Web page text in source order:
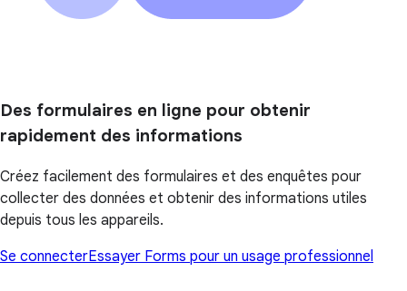
Des formulaires en ligne pour obtenir
rapidement des informations
Créez facilement des formulaires et des enquêtes pour
collecter des données et obtenir des informations utiles
depuis tous les appareils.
Se connecterEssayer Forms pour un usage professionnel